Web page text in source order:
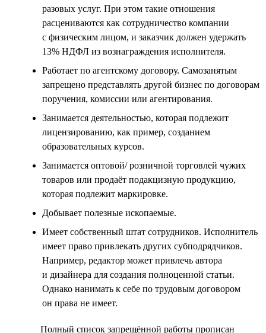
разовых услуг. При этом такие отношения
расцениваются как сотрудничество компании
с физическим лицом, и заказчик должен удержать
13% НДФЛ из вознаграждения исполнителя.
Работает по агентскому договору. Самозанятым
запрещено представлять другой бизнес по договорам
поручения, комиссии или агентирования.
Занимается деятельностью, которая подлежит
лицензированию, как пример, созданием
образовательных курсов.
Занимается оптовой/ розничной торговлей чужих
товаров или продаёт подакцизную продукцию,
которая подлежит маркировке.
Добывает полезные ископаемые.
Имеет собственный штат сотрудников. Исполнитель
имеет право привлекать других субподрядчиков.
Например, редактор может привлечь автора
и дизайнера для создания полноценной статьи.
Однако нанимать к себе по трудовым договором
он права не имеет.
Полный список запрещённой работы прописан